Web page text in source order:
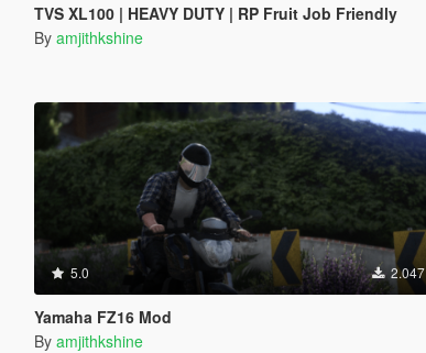
TVS XL100 | HEAVY DUTY | RP Fruit Job Friendly
By amjithkshine
5.0 2.047
Yamaha FZ16 Mod
By amjithkshine